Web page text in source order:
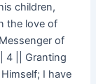
children,
the love of
of
4 || Granting
I have